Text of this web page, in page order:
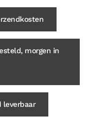
morgen in
leverbaar